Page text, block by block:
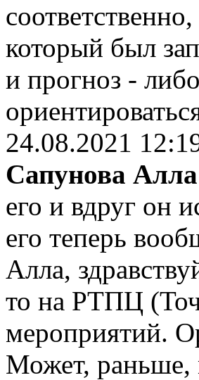
который был
и прогноз -
24.08.2021
Сапунова
его и вдруг он
его теперь
Алла,
то на РТПЦ
мероприятий.
Может,